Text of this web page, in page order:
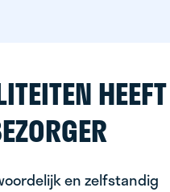
en zelfstandig